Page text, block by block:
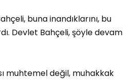
buna inandıklarını, bu
Devlet Bahçeli, şöyle devam
muhtemel değil, muhakkak